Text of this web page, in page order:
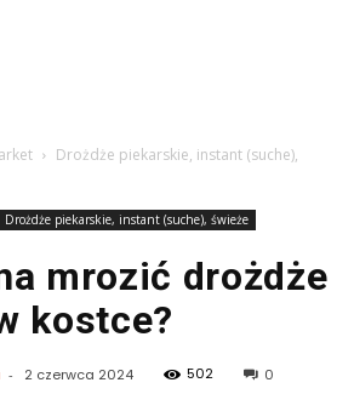
Drożdże piekarskie, instant (suche),
Drożdże piekarskie, instant (suche), świeże
mrozić drożdże
kostce?
- 2 czerwca 2024 502 0